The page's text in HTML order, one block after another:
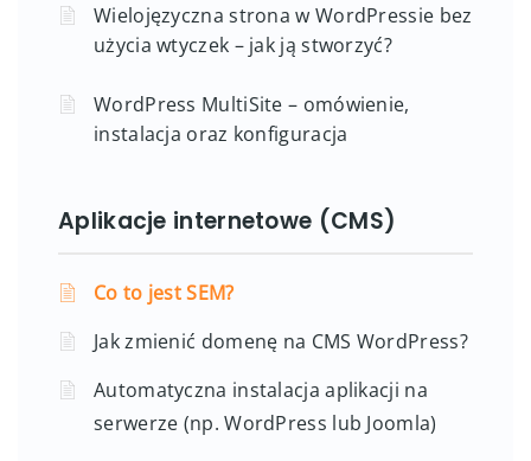
Wielojęzyczna strona w WordPressie bez
użycia wtyczek – jak ją stworzyć?
WordPress MultiSite – omówienie,
instalacja oraz konfiguracja
Aplikacje internetowe (CMS)
Co to jest SEM?
Jak zmienić domenę na CMS WordPress?
Automatyczna instalacja aplikacji na
serwerze (np. WordPress lub Joomla)